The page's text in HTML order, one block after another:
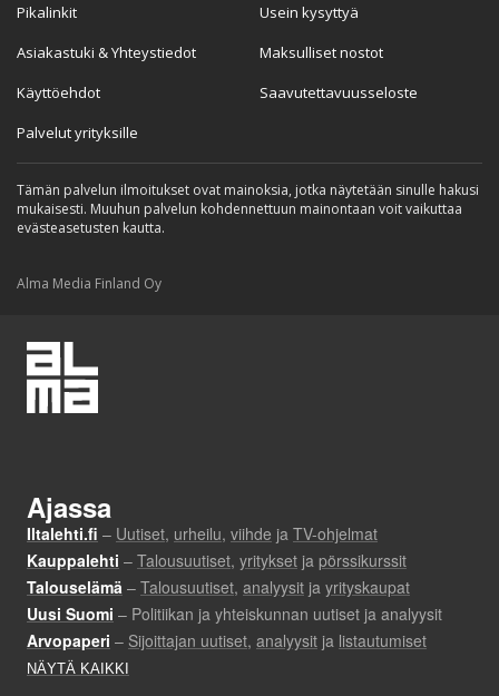
Pikalinkit
Asiakastuki & Yhteystiedot
Käyttöehdot
Palvelut yrityksille
Usein kysyttyä
Maksulliset nostot
Saavutettavuusseloste
Tämän palvelun ilmoitukset ovat mainoksia, jotka näytetään sinulle hakusi
mukaisesti. Muuhun palvelun kohdennettuun mainontaan voit vaikuttaa
evästeasetusten kautta.
Alma Media Finland Oy